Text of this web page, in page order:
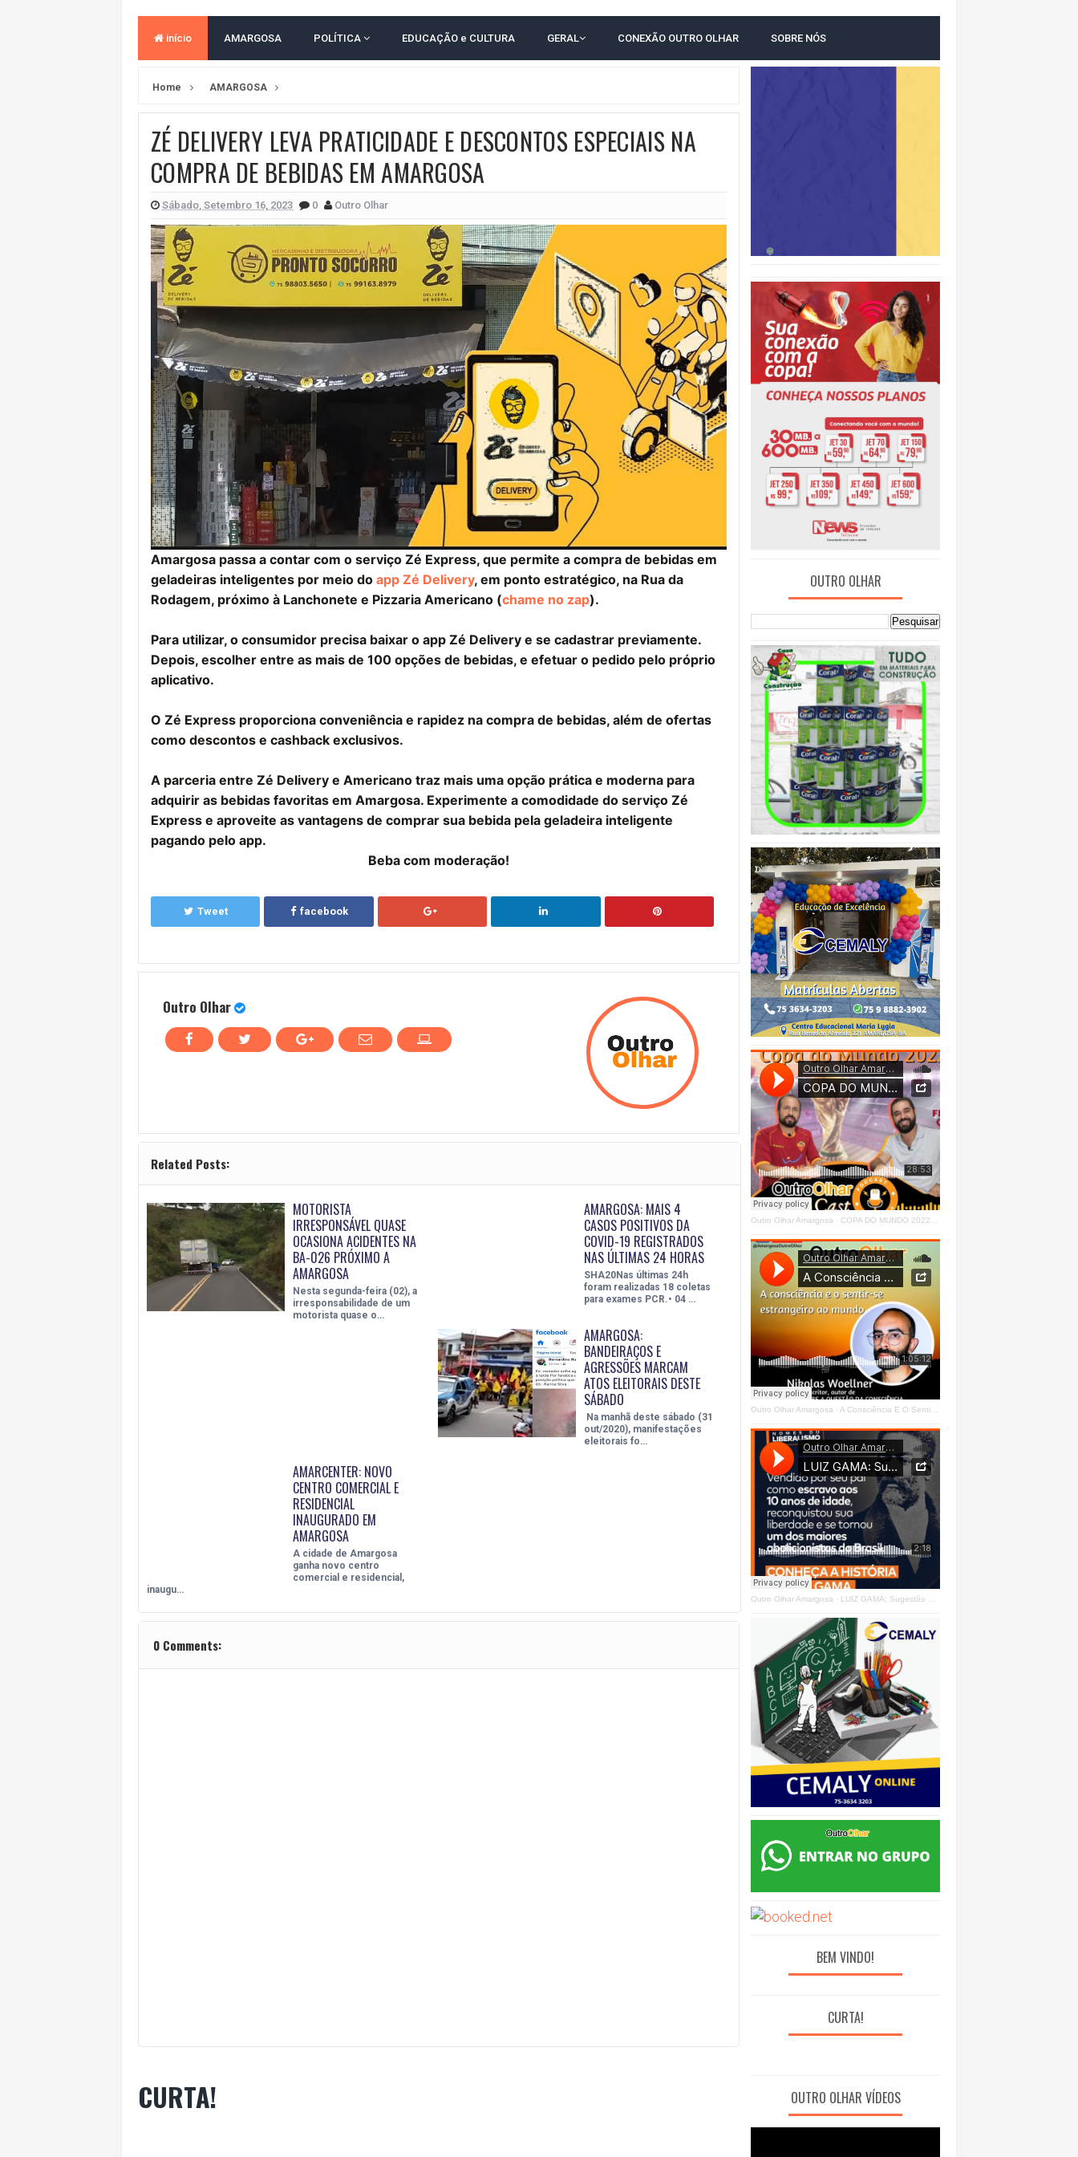
ACM NETO LIDERA EM TODOS OS CENÁRIOS DA NOVA PESQUISA PARANÁ PARA O GOVERNO DA BAHIA
LEVARAM CELULARES: Prefeito e presidente de Câmara são furtados em convenção do PT na Bahia
CONVENÇÃO DO PT MARCA INÍCIO DA CAMPANHA DE JERÔNIMO COM DISCURSO MODERADO DE LULA
início AMARGOSA POLÍTICA EDUCAÇÃO e CULTURA GERAL CONEXÃO OUTRO OLHAR SOBRE NÓS
Home AMARGOSA
ZÉ DELIVERY LEVA PRATICIDADE E DESCONTOS ESPECIAIS NA
COMPRA DE BEBIDAS EM AMARGOSA
Sábado, Setembro 16, 2023 0 Outro Olhar
Amargosa passa a contar com o serviço Zé Express, que permite a compra de bebidas em
geladeiras inteligentes por meio do app Zé Delivery, em ponto estratégico, na Rua da
Rodagem, próximo à Lanchonete e Pizzaria Americano (chame no zap).
Para utilizar, o consumidor precisa baixar o app Zé Delivery e se cadastrar previamente.
Depois, escolher entre as mais de 100 opções de bebidas, e efetuar o pedido pelo próprio
aplicativo.
O Zé Express proporciona conveniência e rapidez na compra de bebidas, além de ofertas
como descontos e cashback exclusivos.
A parceria entre Zé Delivery e Americano traz mais uma opção prática e moderna para
adquirir as bebidas favoritas em Amargosa. Experimente a comodidade do serviço Zé
Express e aproveite as vantagens de comprar sua bebida pela geladeira inteligente
pagando pelo app.
Beba com moderação!
Tweet facebook
Outro Olhar
Related Posts:
MOTORISTA
IRRESPONSÁVEL QUASE
OCASIONA ACIDENTES NA
BA-026 PRÓXIMO A
AMARGOSA
Nesta segunda-feira (02), a
irresponsabilidade de um
motorista quase o…
AMARGOSA: MAIS 4
CASOS POSITIVOS DA
COVID-19 REGISTRADOS
NAS ÚLTIMAS 24 HORAS
SHA20Nas últimas 24h
foram realizadas 18 coletas
para exames PCR.• 04 …
AMARGOSA:
BANDEIRAÇOS E
AGRESSÕES MARCAM
ATOS ELEITORAIS DESTE
SÁBADO
Na manhã deste sábado (31
out/2020), manifestações
eleitorais fo…
AMARCENTER: NOVO
CENTRO COMERCIAL E
RESIDENCIAL
INAUGURADO EM
AMARGOSA
A cidade de Amargosa
ganha novo centro
comercial e residencial,
inaugu…
0 Comments:
CURTA!
OUTRO OLHAR
Outro Olhar Amargosa · COPA DO MUNDO 2022 - OUTRO OLHAR CAST #O1 Right
Outro Olhar Amargosa · A Consciência E O Sentir - Se Estrangeiro Ao Mundo
Outro Olhar Amargosa · LUIZ GAMA: Sugestão Outro Olhar
BEM VINDO!
CURTA!
OUTRO OLHAR VÍDEOS